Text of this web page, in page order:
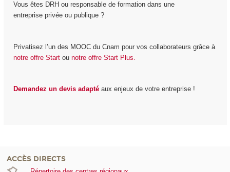
Vous êtes DRH ou responsable de formation dans une
entreprise privée ou publique ?
Privatisez l’un des MOOC du Cnam pour vos collaborateurs grâce à
notre offre Startou notre offre Start Plus.
Demandez un devis adaptéaux enjeux de votre entreprise !
ACCÈS DIRECTS